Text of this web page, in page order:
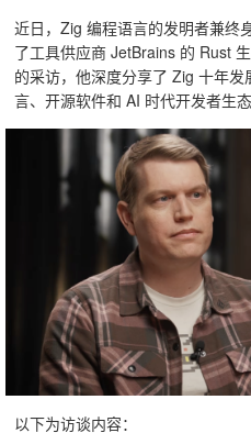
近日， Zig 编程语言的发明者兼终
了工具供应商 JetBrains 的 Rust
的采访，他深度分享了 Zig 十年
言、开源软件和 AI 时代开发者生态
以下为访谈内容：